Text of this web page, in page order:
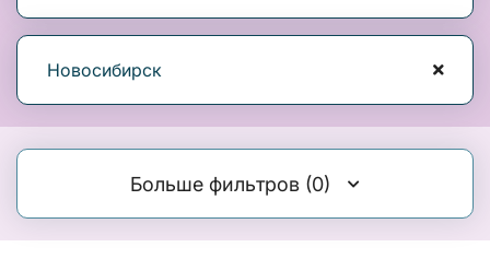
Новосибирск
Больше фильтров (0)